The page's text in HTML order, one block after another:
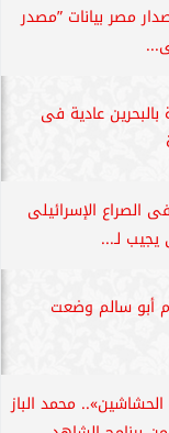
مصر بيانات ”مصدر
بالبحرين عادية فى
الصراع الإسرائيلى
لـ...
أبو سالم وضعت
محمد الباز